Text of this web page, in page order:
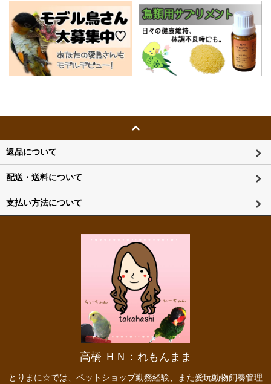
返品について
配送・送料について
支払い方法について
高橋 ＨＮ：れもんまま
とりまに☆では、ペットショップ勤務経験、また愛玩動物飼養管理